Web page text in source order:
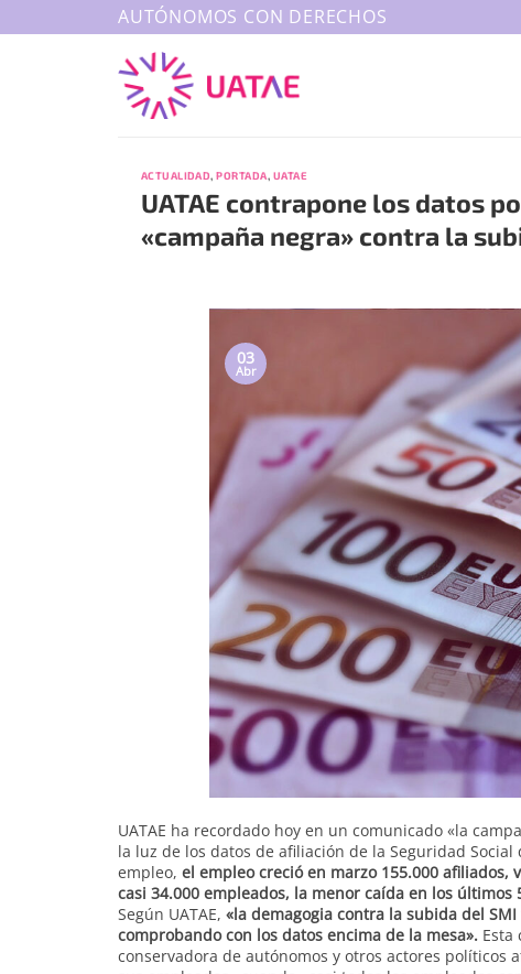
al
AUTÓNOMOS CON DERECHOS
ACTUALIDAD,PORTADA, UATAE
UATAE contrapone los datos
«campaña negra» contra la
03
Abr
UATAE ha recordado hoy en un comunicado «la
la luz de los datos de afiliación de la Seguridad
empleo, el empleo creció en marzo 155.000 afiliados,
casi 34.000 empleados, la menor caída en los últimos
Según UATAE, «la demagogia contra la subida del
comprobando con los datos encima de la mesa». Esta
conservadora de autónomos y otros actores